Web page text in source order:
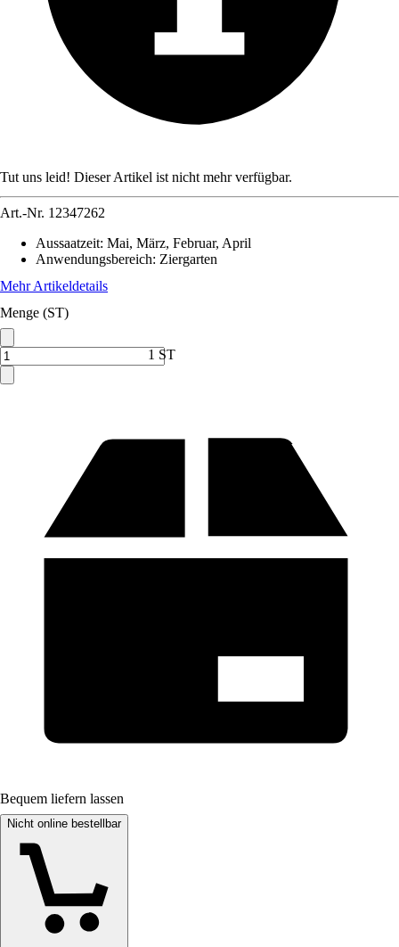
Tut uns leid! Dieser Artikel ist nicht mehr verfügbar.
Art.-Nr. 12347262
Aussaatzeit: Mai, März, Februar, April
Anwendungsbereich: Ziergarten
Mehr Artikeldetails
Menge (ST)
1 ST
Bequem liefern lassen
Nicht online bestellbar